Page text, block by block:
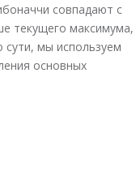
совпадают с
текущего максимума,
мы используем
основных